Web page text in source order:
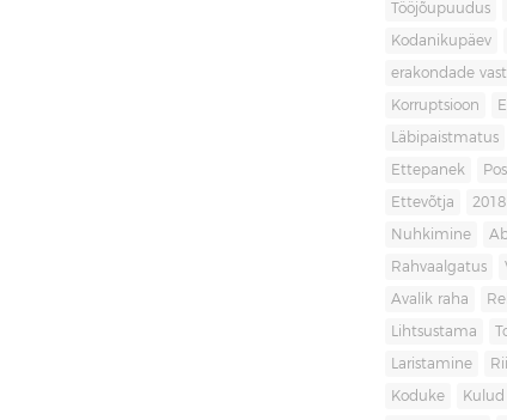
Tööjõupuudus
Kodanikupäev
erakondade
Korruptsioon
Läbipaistmatus
Ettepanek
Ettevõtja 2018
Nuhkimine
Rahvaalgatus
Avalik raha
Lihtsustama
Laristamine
Koduke Kulud